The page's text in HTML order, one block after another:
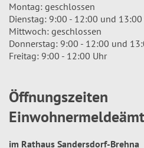
Montag: geschlossen
Dienstag: 9:00 - 12:00 und
Mittwoch: geschlossen
Donnerstag: 9:00 - 12:00 und
Freitag: 9:00 - 12:00 Uhr
Öffnungszeiten
im Rathaus Sandersdorf-Brehna